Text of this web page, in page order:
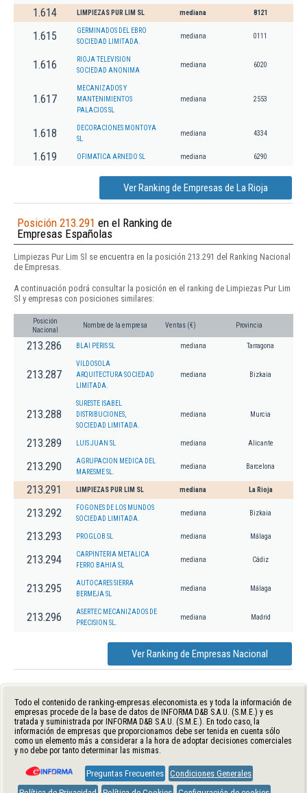
1.614 LIMPIEZAS PUR LIM SL mediana 8121
1.615
GERMINADOS DEL EBRO
SOCIEDAD LIMITADA.
mediana 0111
1.616
RIOJA TELEVISION
SOCIEDAD ANONIMA
mediana 6020
1.617
MECANIZADOS Y
MANTENIMIENTOS
PALACIOS SL
mediana 2553
1.618
DECORACIONES MONTOYA
SL
mediana 4334
1.619 OFIMATICA ARNEDO SL mediana 6290
Ver Ranking de Empresas de La Rioja
Posición 213.291 en el Ranking de
Empresas Españolas
Limpiezas Pur Lim Sl se encuentra en la posición 213.291 del Ranking Nacional
de Empresas.
A continuación podrá consultar la posición en el ranking de Limpiezas Pur Lim
Sl y empresas con posiciones similares:
Posición
Nacional
Nombre de la empresa Ventas (€) Provincia
213.286 BLAI PERIS SL mediana Tarragona
213.287
VILDOSOLA
ARQUITECTURA SOCIEDAD
LIMITADA.
mediana Bizkaia
213.288
SURESTE ISABEL
DISTRIBUCIONES,
SOCIEDAD LIMITADA.
mediana Murcia
213.289 LUIS JUAN SL mediana Alicante
213.290
AGRUPACION MEDICA DEL
MARESME SL.
mediana Barcelona
213.291 LIMPIEZAS PUR LIM SL mediana La Rioja
213.292
FOGONES DE LOS MUNDOS
SOCIEDAD LIMITADA.
mediana Bizkaia
213.293 PROGLOB SL mediana Málaga
213.294
CARPINTERIA METALICA
FERRO BAHIA SL
mediana Cádiz
213.295
AUTOCARES SIERRA
BERMEJA SL
mediana Málaga
213.296
ASERTEC MECANIZADOS DE
PRECISION SL.
mediana Madrid
Ver Ranking de Empresas Nacional
Todo el contenido de ranking-empresas.eleconomista.es y toda la información de
empresas procede de la base de datos de INFORMA D&B S.A.U. (S.M.E.) y es
tratada y suministrada por INFORMA D&B S.A.U. (S.M.E.). En todo caso, la
información de empresas que proporcionamos debe ser tenida en cuenta sólo
como un elemento más a considerar a la hora de adoptar decisiones comerciales
y no debe por tanto determinar las mismas.
Preguntas Frecuentes Condiciones Generales